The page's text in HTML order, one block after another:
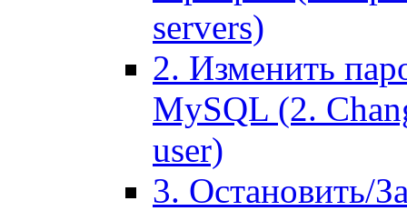
servers)
2. Изменить
MySQL (2.
user)
3. Остановить/